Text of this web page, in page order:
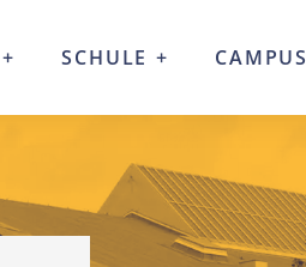
SCHULE CAMPUS